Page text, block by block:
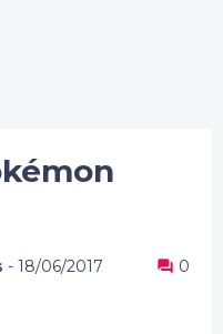
- 18/06/2017 0